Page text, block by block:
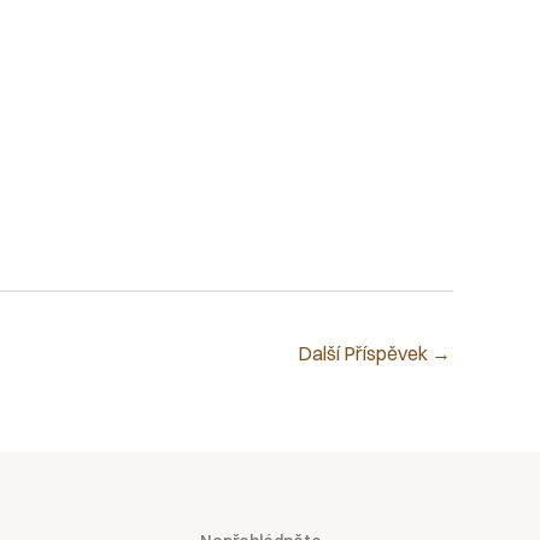
Další Příspěvek →